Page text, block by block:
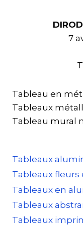
7
Tableau en
Tableaux
Tableau mural
Tableaux
Tableaux
Tableaux en
Tableaux
Tableaux